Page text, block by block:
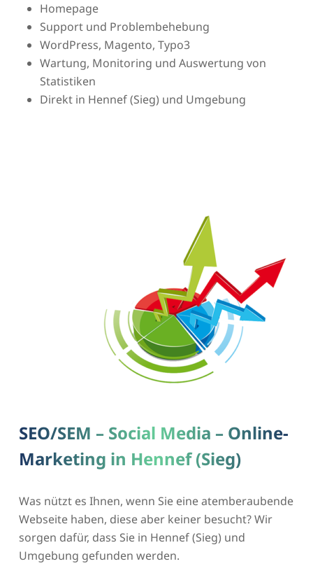
Homepage
Support und Problembehebung
WordPress, Magento, Typo3
Wartung, Monitoring und Auswertung von
Statistiken
Direkt in Hennef (Sieg) und Umgebung
SEO/SEM – Social Media – Online-
Marketing in Hennef (Sieg)
Was nützt es Ihnen, wenn Sie eine atemberaubende
Webseite haben, diese aber keiner besucht? Wir
sorgen dafür, dass Sie in Hennef (Sieg) und
Umgebung gefunden werden.